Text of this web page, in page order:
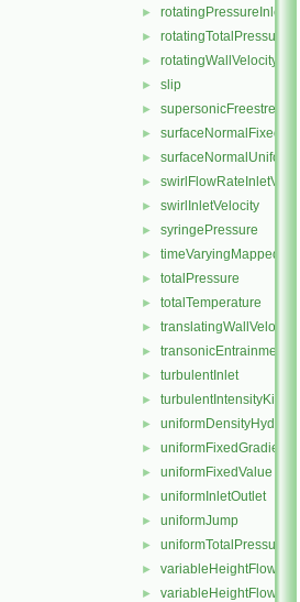
►
► rotatingTotalPressure
► rotatingWallVelocity
► slip
► supersonicFreestream
►
►
►
► swirlInletVelocity
► syringePressure
►
► totalPressure
► totalTemperature
► translatingWallVelocity
►
► turbulentInlet
►
►
► uniformFixedGradient
► uniformFixedValue
► uniformInletOutlet
► uniformJump
► uniformTotalPressure
► variableHeightFlowRate
►